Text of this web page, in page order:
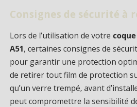
Consignes de sécurité à
Lors de l’utilisation de votre
A51, certaines consignes de
pour garantir une protection
de retirer tout film de protection
qu’un verre trempé, avant
peut compromettre la sensibilité